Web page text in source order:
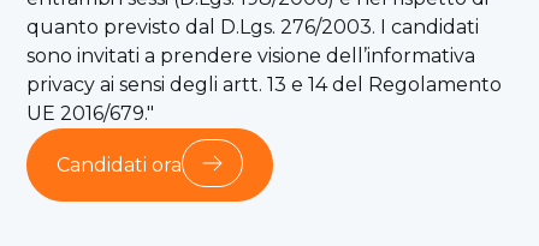
quanto previsto dal D.Lgs. 276/2003. I candidati
sono invitati a prendere visione dell’informativa
privacy ai sensi degli artt. 13 e 14 del Regolamento
UE 2016/679."
Candidati ora